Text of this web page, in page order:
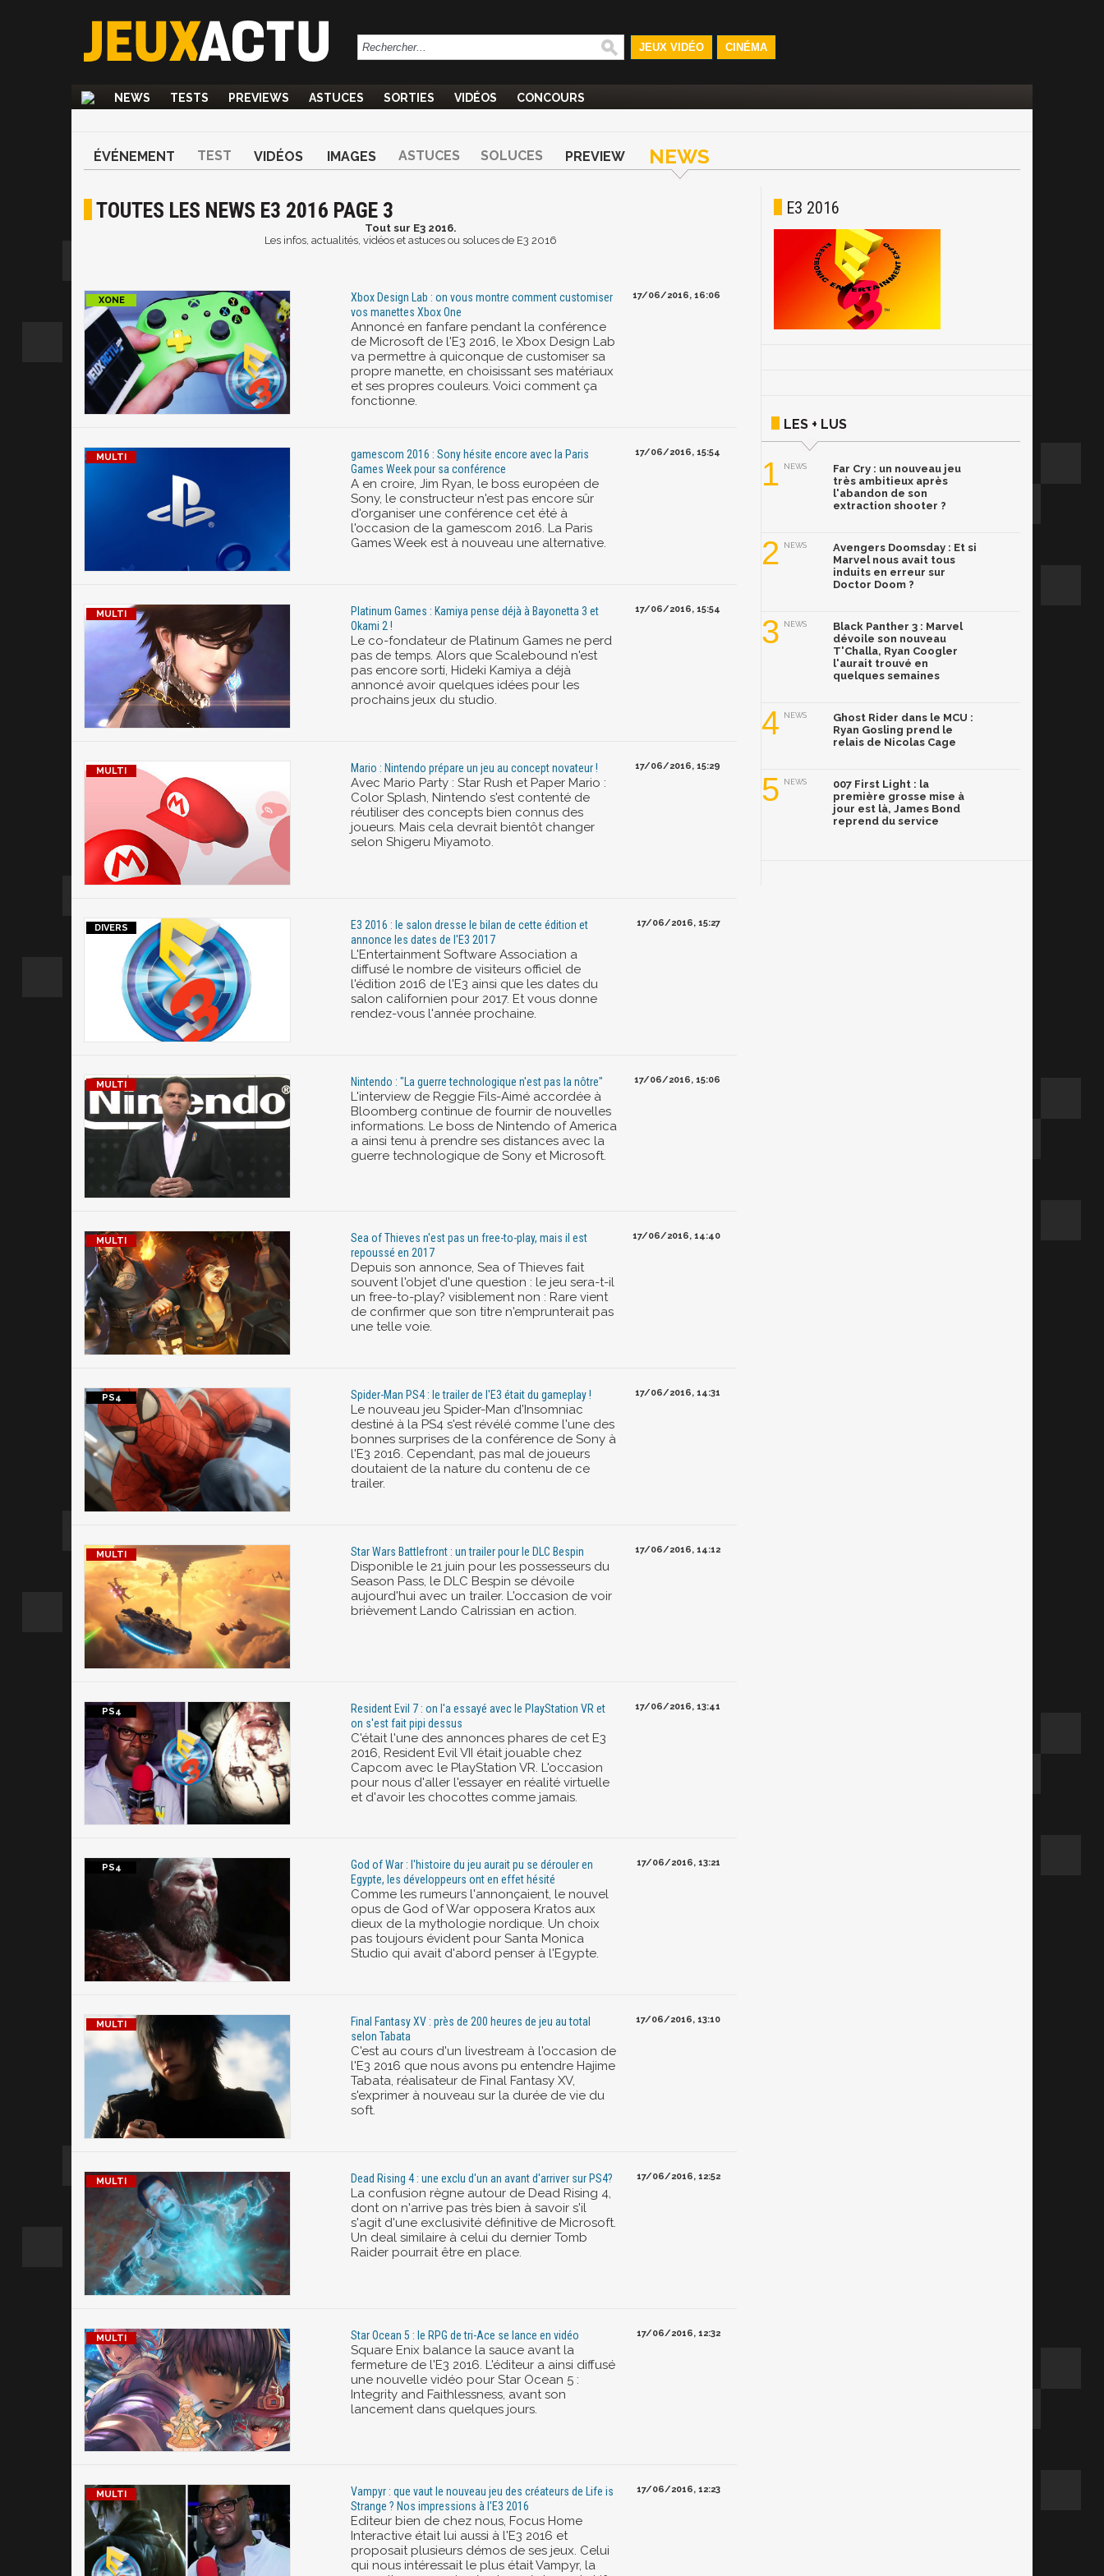
JEUX VIDÉO CINÉMA
NEWS TESTS PREVIEWS ASTUCES SORTIES VIDÉOS CONCOURS
ÉVÉNEMENT TEST VIDÉOS IMAGES ASTUCES SOLUCES PREVIEW NEWS
TOUTES LES NEWS E3 2016 PAGE 3
Tout sur E3 2016.
Les infos, actualités, vidéos et astuces ou soluces de E3 2016
Xbox Design Lab : on vous montre comment customiser
vos manettes Xbox One
Annoncé en fanfare pendant la conférence
de Microsoft de l'E3 2016, le Xbox Design Lab
va permettre à quiconque de customiser sa
propre manette, en choisissant ses matériaux
et ses propres couleurs. Voici comment ça
fonctionne.
17/06/2016, 16:06
gamescom 2016 : Sony hésite encore avec la Paris
Games Week pour sa conférence
A en croire, Jim Ryan, le boss européen de
Sony, le constructeur n'est pas encore sûr
d'organiser une conférence cet été à
l'occasion de la gamescom 2016. La Paris
Games Week est à nouveau une alternative.
17/06/2016, 15:54
Platinum Games : Kamiya pense déjà à Bayonetta 3 et
Okami 2 !
Le co-fondateur de Platinum Games ne perd
pas de temps. Alors que Scalebound n'est
pas encore sorti, Hideki Kamiya a déjà
annoncé avoir quelques idées pour les
prochains jeux du studio.
17/06/2016, 15:54
Mario : Nintendo prépare un jeu au concept novateur !
Avec Mario Party : Star Rush et Paper Mario :
Color Splash, Nintendo s'est contenté de
réutiliser des concepts bien connus des
joueurs. Mais cela devrait bientôt changer
selon Shigeru Miyamoto.
17/06/2016, 15:29
E3 2016 : le salon dresse le bilan de cette édition et
annonce les dates de l'E3 2017
L'Entertainment Software Association a
diffusé le nombre de visiteurs officiel de
l'édition 2016 de l'E3 ainsi que les dates du
salon californien pour 2017. Et vous donne
rendez-vous l'année prochaine.
17/06/2016, 15:27
Nintendo : "La guerre technologique n'est pas la nôtre"
L'interview de Reggie Fils-Aimé accordée à
Bloomberg continue de fournir de nouvelles
informations. Le boss de Nintendo of America
a ainsi tenu à prendre ses distances avec la
guerre technologique de Sony et Microsoft.
17/06/2016, 15:06
Sea of Thieves n'est pas un free-to-play, mais il est
repoussé en 2017
Depuis son annonce, Sea of Thieves fait
souvent l'objet d'une question : le jeu sera-t-il
un free-to-play? visiblement non : Rare vient
de confirmer que son titre n'emprunterait pas
une telle voie.
17/06/2016, 14:40
Spider-Man PS4 : le trailer de l'E3 était du gameplay !
Le nouveau jeu Spider-Man d'Insomniac
destiné à la PS4 s'est révélé comme l'une des
bonnes surprises de la conférence de Sony à
l'E3 2016. Cependant, pas mal de joueurs
doutaient de la nature du contenu de ce
trailer.
17/06/2016, 14:31
Star Wars Battlefront : un trailer pour le DLC Bespin
Disponible le 21 juin pour les possesseurs du
Season Pass, le DLC Bespin se dévoile
aujourd'hui avec un trailer. L'occasion de voir
brièvement Lando Calrissian en action.
17/06/2016, 14:12
Resident Evil 7 : on l'a essayé avec le PlayStation VR et
on s'est fait pipi dessus
C'était l'une des annonces phares de cet E3
2016, Resident Evil VII était jouable chez
Capcom avec le PlayStation VR. L'occasion
pour nous d'aller l'essayer en réalité virtuelle
et d'avoir les chocottes comme jamais.
17/06/2016, 13:41
God of War : l'histoire du jeu aurait pu se dérouler en
Egypte, les développeurs ont en effet hésité
Comme les rumeurs l'annonçaient, le nouvel
opus de God of War opposera Kratos aux
dieux de la mythologie nordique. Un choix
pas toujours évident pour Santa Monica
Studio qui avait d'abord penser à l'Egypte.
17/06/2016, 13:21
Final Fantasy XV : près de 200 heures de jeu au total
selon Tabata
C'est au cours d'un livestream à l'occasion de
l'E3 2016 que nous avons pu entendre Hajime
Tabata, réalisateur de Final Fantasy XV,
s'exprimer à nouveau sur la durée de vie du
soft.
17/06/2016, 13:10
Dead Rising 4 : une exclu d'un an avant d'arriver sur PS4?
La confusion règne autour de Dead Rising 4,
dont on n'arrive pas très bien à savoir s'il
s'agit d'une exclusivité définitive de Microsoft.
Un deal similaire à celui du dernier Tomb
Raider pourrait être en place.
17/06/2016, 12:52
Star Ocean 5 : le RPG de tri-Ace se lance en vidéo
Square Enix balance la sauce avant la
fermeture de l'E3 2016. L'éditeur a ainsi diffusé
une nouvelle vidéo pour Star Ocean 5 :
Integrity and Faithlessness, avant son
lancement dans quelques jours.
17/06/2016, 12:32
Vampyr : que vaut le nouveau jeu des créateurs de Life is
Strange ? Nos impressions à l'E3 2016
Editeur bien de chez nous, Focus Home
Interactive était lui aussi à l'E3 2016 et
proposait plusieurs démos de ses jeux. Celui
qui nous intéressait le plus était Vampyr, la
17/06/2016, 12:23
E3 2016
LES + LUS
1 NEWS
Far Cry : un nouveau jeu
très ambitieux après
l'abandon de son
extraction shooter ?
2 NEWS
Avengers Doomsday : Et si
Marvel nous avait tous
induits en erreur sur
Doctor Doom ?
3 NEWS
Black Panther 3 : Marvel
dévoile son nouveau
T'Challa, Ryan Coogler
l'aurait trouvé en
quelques semaines
4 NEWS
Ghost Rider dans le MCU :
Ryan Gosling prend le
relais de Nicolas Cage
5 NEWS
007 First Light : la
première grosse mise à
jour est là, James Bond
reprend du service